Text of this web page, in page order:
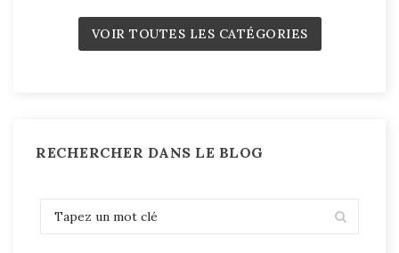
VOIR TOUTES LES CATÉGORIES
RECHERCHER DANS LE BLOG